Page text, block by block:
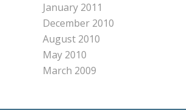
January 2011
December 2010
August 2010
May 2010
March 2009